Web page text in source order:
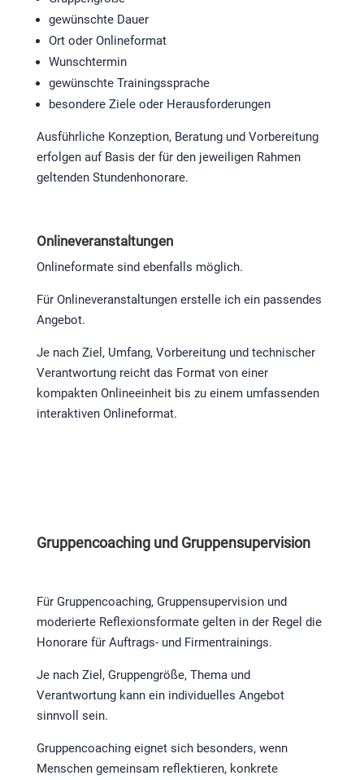
gewünschte Dauer
Ort oder Onlineformat
Wunschtermin
gewünschte Trainingssprache
besondere Ziele oder Herausforderungen
Ausführliche Konzeption, Beratung und Vorbereitung
erfolgen auf Basis der für den jeweiligen Rahmen
geltenden Stundenhonorare.
Onlineveranstaltungen
Onlineformate sind ebenfalls möglich.
Für Onlineveranstaltungen erstelle ich ein passendes
Angebot.
Je nach Ziel, Umfang, Vorbereitung und technischer
Verantwortung reicht das Format von einer
kompakten Onlineeinheit bis zu einem umfassenden
interaktiven Onlineformat.
Gruppencoaching und Gruppensupervision
Für Gruppencoaching, Gruppensupervision und
moderierte Reflexionsformate gelten in der Regel die
Honorare für Auftrags- und Firmentrainings.
Je nach Ziel, Gruppengröße, Thema und
Verantwortung kann ein individuelles Angebot
sinnvoll sein.
Gruppencoaching eignet sich besonders, wenn
Menschen gemeinsam reflektieren, konkrete